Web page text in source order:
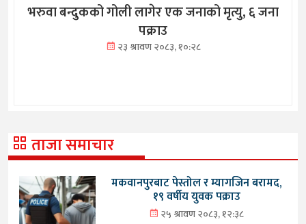
भरुवा बन्दुकको गोली लागेर एक जनाको मृत्यु, ६ जना
पक्राउ
२३ श्रावण २०८३, १०:२८
ताजा समाचार
मकवानपुरबाट पेस्तोल र म्यागजिन बरामद,
१९ वर्षीय युवक पक्राउ
२५ श्रावण २०८३, १२:३८